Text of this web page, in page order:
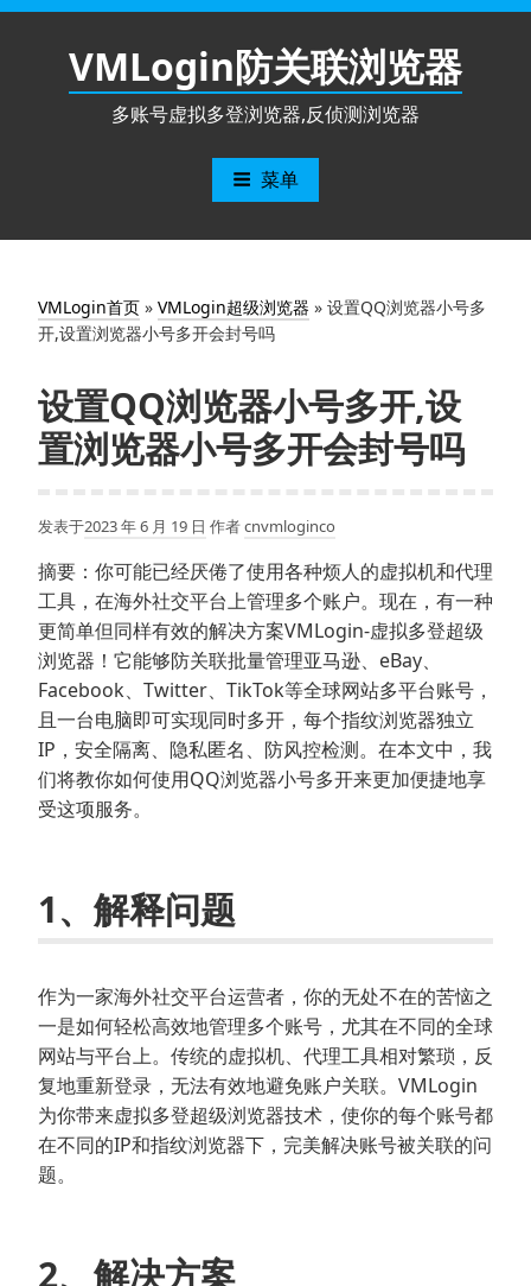
跳
VMLogin防关联浏览器
多账号虚拟多登浏览器,反侦测浏览器
菜单
VMLogin首页 » VMLogin超级浏览器 » 设置QQ浏览器小号多
开,设置浏览器小号多开会封号吗
设置QQ浏览器小号多开,设
置浏览器小号多开会封号吗
发表于2023 年 6 月 19 日 作者cnvmloginco
摘要：你可能已经厌倦了使用各种烦人的虚拟机和代理
工具，在海外社交平台上管理多个账户。现在，有一种
更简单但同样有效的解决方案VMLogin-虚拟多登超级
浏览器！它能够防关联批量管理亚马逊、eBay、
Facebook、Twitter、TikTok等全球网站多平台账号，
且一台电脑即可实现同时多开，每个指纹浏览器独立
IP，安全隔离、隐私匿名、防风控检测。在本文中，我
们将教你如何使用QQ浏览器小号多开来更加便捷地享
受这项服务。
1、解释问题
作为一家海外社交平台运营者，你的无处不在的苦恼之
一是如何轻松高效地管理多个账号，尤其在不同的全球
网站与平台上。传统的虚拟机、代理工具相对繁琐，反
复地重新登录，无法有效地避免账户关联。VMLogin
为你带来虚拟多登超级浏览器技术，使你的每个账号都
在不同的IP和指纹浏览器下，完美解决账号被关联的问
题。
2、解决方案